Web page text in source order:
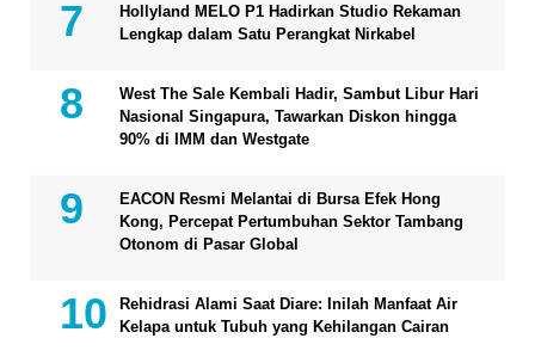
Hollyland MELO P1 Hadirkan Studio Rekaman
Lengkap dalam Satu Perangkat Nirkabel
West The Sale Kembali Hadir, Sambut Libur Hari
Nasional Singapura, Tawarkan Diskon hingga
90% di IMM dan Westgate
EACON Resmi Melantai di Bursa Efek Hong
Kong, Percepat Pertumbuhan Sektor Tambang
Otonom di Pasar Global
Rehidrasi Alami Saat Diare: Inilah Manfaat Air
Kelapa untuk Tubuh yang Kehilangan Cairan